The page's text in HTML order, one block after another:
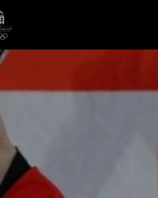
Galéria
Dakar 2026
Los Angeles 2028